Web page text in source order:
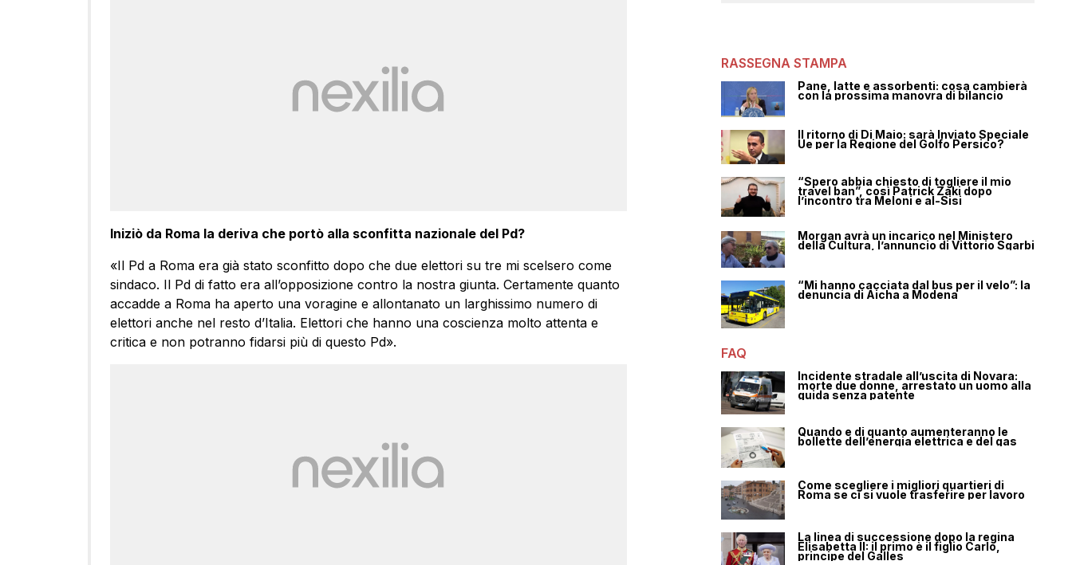
Iniziò da Roma la deriva che portò alla sconfitta nazionale del Pd?
«Il Pd a Roma era già stato sconfitto dopo che due elettori su tre mi scelsero come
sindaco. Il Pd di fatto era all’opposizione contro la nostra giunta. Certamente quanto
accadde a Roma ha aperto una voragine e allontanato un larghissimo numero di
elettori anche nel resto d’Italia. Elettori che hanno una coscienza molto attenta e
critica e non potranno fidarsi più di questo Pd».
RASSEGNA STAMPA
Pane, latte e assorbenti: cosa cambierà
con la prossima manovra di bilancio
Il ritorno di Di Maio: sarà Inviato Speciale
Ue per la Regione del Golfo Persico?
“Spero abbia chiesto di togliere il mio
travel ban”, così Patrick Zaki dopo
l’incontro tra Meloni e al-Sisi
Morgan avrà un incarico nel Ministero
della Cultura, l’annuncio di Vittorio Sgarbi
“Mi hanno cacciata dal bus per il velo”: la
denuncia di Aicha a Modena
FAQ
Incidente stradale all’uscita di Novara:
morte due donne, arrestato un uomo alla
guida senza patente
Quando e di quanto aumenteranno le
bollette dell’energia elettrica e del gas
Come scegliere i migliori quartieri di
Roma se ci si vuole trasferire per lavoro
La linea di successione dopo la regina
Elisabetta II: il primo è il figlio Carlo,
principe del Galles